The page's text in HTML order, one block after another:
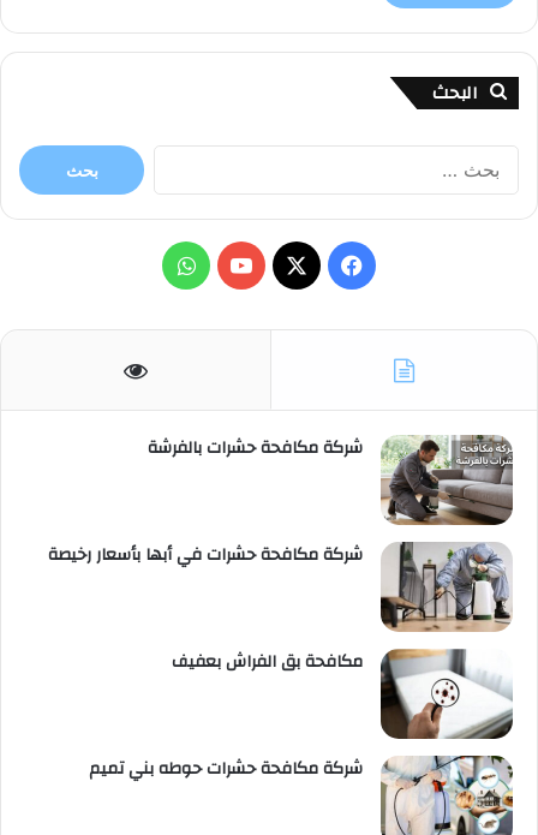
البحث
البحث
عن:
فيسبوك
X يوتيوبواتساب
شركة مكافحة حشرات بالفرشة
شركة مكافحة حشرات في أبها بأسعار رخيصة
مكافحة بق الفراش بعفيف
شركة مكافحة حشرات حوطه بني تميم